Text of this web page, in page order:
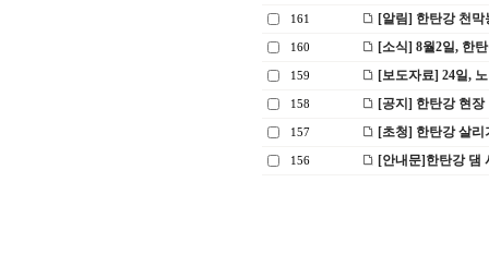
161 [알림] 한탄강 천
160 [소식] 8월2일, 한
159 [보도자료] 24일,
158 [공지] 한탄강 현장
157 [초청] 한탄강 살
156 [안내문]한탄강 댐